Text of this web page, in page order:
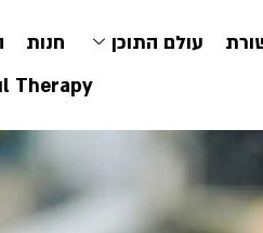
עולם התוכן חנות
Therapy